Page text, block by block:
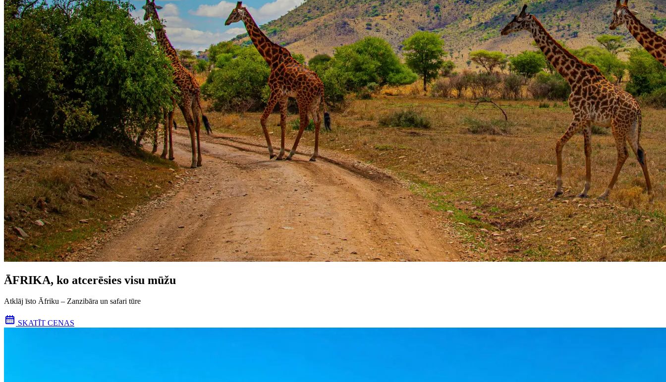
ĀFRIKA, ko atcerēsies visu mūžu
Atklāj īsto Āfriku – Zanzibāra un safari tūre
SKATĪT CENAS